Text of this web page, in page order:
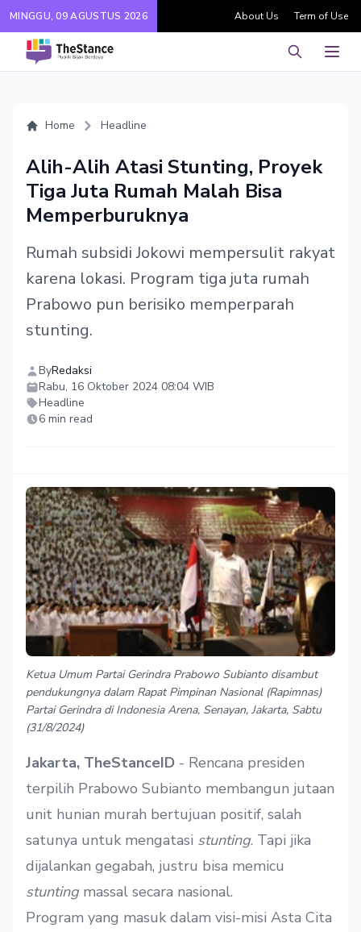
MINGGU, 09 AGUSTUS 2026 About Us Term of Use
Pencarian
Home Headline
Alih-Alih Atasi Stunting, Proyek
Tiga Juta Rumah Malah Bisa
Memperburuknya
Rumah subsidi Jokowi mempersulit rakyat
karena lokasi. Program tiga juta rumah
Prabowo pun berisiko memperparah
stunting.
ByRedaksi
Rabu, 16 Oktober 2024 08:04 WIB
Headline
6 min read
Ketua Umum Partai Gerindra Prabowo Subianto disambut
pendukungnya dalam Rapat Pimpinan Nasional (Rapimnas)
Partai Gerindra di Indonesia Arena, Senayan, Jakarta, Sabtu
(31/8/2024)
Jakarta, TheStanceID - Rencana presiden
terpilih Prabowo Subianto membangun jutaan
unit hunian murah bertujuan positif, salah
satunya untuk mengatasi stunting. Tapi jika
dijalankan gegabah, justru bisa memicu
stunting massal secara nasional.
Program yang masuk dalam visi-misi Asta Cita